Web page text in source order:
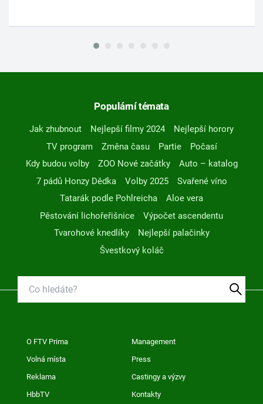
Populární témata
Jak zhubnout Nejlepší filmy 2024
Nejlepší horory
TV program
Změna času Partie
Počasí
Kdy budou volby
ZOO Nové začátky
Auto – katalog
7 pádů Honzy Dědka
Volby 2025
Svařené víno
Tatarák podle Pohlreicha
Aloe vera
Pěstování lichořeřišnice
Výpočet ascendentu
Tvarohové knedlíky
Nejlepší palačinky
Švestkový koláč
O FTV Prima Management
Volná místa Press
Reklama Castingy a výzvy
HbbTV Kontakty